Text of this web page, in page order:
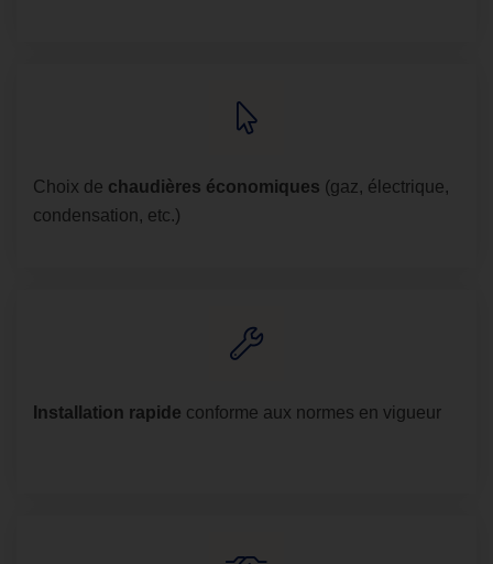
Choix de chaudières économiques (gaz, électrique,
condensation, etc.)
Installation rapide conforme aux normes en vigueur